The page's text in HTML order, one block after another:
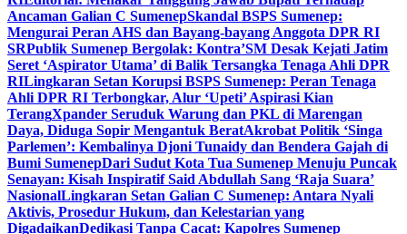
Ancaman Galian C SumenepSkandal BSPS Sumenep:
Mengurai Peran AHS dan Bayang-bayang Anggota DPR RI
SRPublik Sumenep Bergolak: Kontra’SM Desak Kejati Jatim
Seret ‘Aspirator Utama’ di Balik Tersangka Tenaga Ahli DPR
RILingkaran Setan Korupsi BSPS Sumenep: Peran Tenaga
Ahli DPR RI Terbongkar, Alur ‘Upeti’ Aspirasi Kian
TerangXpander Seruduk Warung dan PKL di Marengan
Daya, Diduga Sopir Mengantuk BeratAkrobat Politik ‘Singa
Parlemen’: Kembalinya Djoni Tunaidy dan Bendera Gajah di
Bumi SumenepDari Sudut Kota Tua Sumenep Menuju Puncak
Senayan: Kisah Inspiratif Said Abdullah Sang ‘Raja Suara’
NasionalLingkaran Setan Galian C Sumenep: Antara Nyali
Aktivis, Prosedur Hukum, dan Kelestarian yang
DigadaikanDedikasi Tanpa Cacat: Kapolres Sumenep